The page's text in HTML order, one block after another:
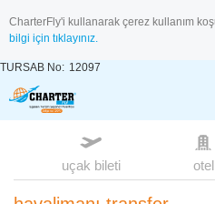
CharterFly'i kullanarak çerez kullanım
bilgi için tıklayınız.
TURSAB No: 12097
uçak bileti otel